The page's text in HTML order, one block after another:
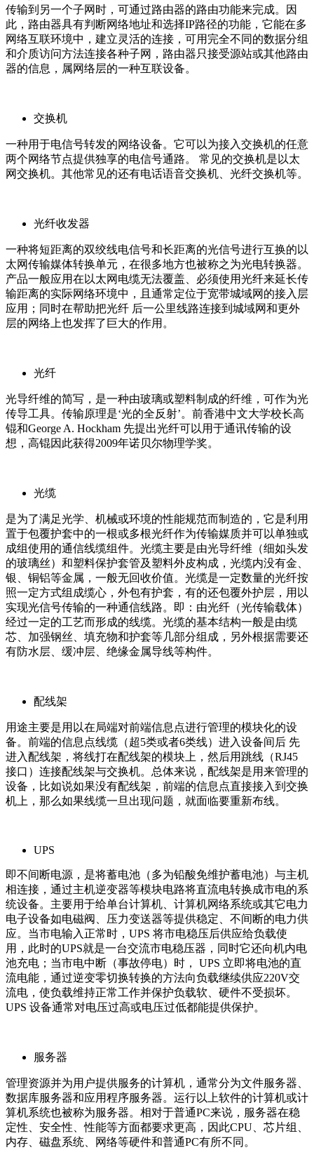
传输到另一个子网时，可通过路由器的路由功能来完成。因
此，路由器具有判断网络地址和选择IP路径的功能，它能在多
网络互联环境中，建立灵活的连接，可用完全不同的数据分组
和介质访问方法连接各种子网，路由器只接受源站或其他路由
器的信息，属网络层的一种互联设备。
交换机
一种用于电信号转发的网络设备。它可以为接入交换机的任意
两个网络节点提供独享的电信号通路。 常见的交换机是以太
网交换机。其他常见的还有电话语音交换机、光纤交换机等。
光纤收发器
一种将短距离的双绞线电信号和长距离的光信号进行互换的以
太网传输媒体转换单元，在很多地方也被称之为光电转换器。
产品一般应用在以太网电缆无法覆盖、必须使用光纤来延长传
输距离的实际网络环境中，且通常定位于宽带城域网的接入层
应用；同时在帮助把光纤 后一公里线路连接到城域网和更外
层的网络上也发挥了巨大的作用。
光纤
光导纤维的简写，是一种由玻璃或塑料制成的纤维，可作为光
传导工具。传输原理是‘光的全反射’。前香港中文大学校长高
锟和George A. Hockham 先提出光纤可以用于通讯传输的设
想，高锟因此获得2009年诺贝尔物理学奖。
光缆
是为了满足光学、机械或环境的性能规范而制造的，它是利用
置于包覆护套中的一根或多根光纤作为传输媒质并可以单独或
成组使用的通信线缆组件。光缆主要是由光导纤维（细如头发
的玻璃丝）和塑料保护套管及塑料外皮构成，光缆内没有金、
银、铜铝等金属，一般无回收价值。光缆是一定数量的光纤按
照一定方式组成缆心，外包有护套，有的还包覆外护层，用以
实现光信号传输的一种通信线路。即：由光纤（光传输载体）
经过一定的工艺而形成的线缆。光缆的基本结构一般是由缆
芯、加强钢丝、填充物和护套等几部分组成，另外根据需要还
有防水层、缓冲层、绝缘金属导线等构件。
配线架
用途主要是用以在局端对前端信息点进行管理的模块化的设
备。前端的信息点线缆（超5类或者6类线）进入设备间后 先
进入配线架，将线打在配线架的模块上，然后用跳线（RJ45
接口）连接配线架与交换机。总体来说，配线架是用来管理的
设备，比如说如果没有配线架，前端的信息点直接接入到交换
机上，那么如果线缆一旦出现问题，就面临要重新布线。
UPS
即不间断电源，是将蓄电池（多为铅酸免维护蓄电池）与主机
相连接，通过主机逆变器等模块电路将直流电转换成市电的系
统设备。主要用于给单台计算机、计算机网络系统或其它电力
电子设备如电磁阀、压力变送器等提供稳定、不间断的电力供
应。当市电输入正常时，UPS 将市电稳压后供应给负载使
用，此时的UPS就是一台交流市电稳压器，同时它还向机内电
池充电；当市电中断（事故停电）时， UPS 立即将电池的直
流电能，通过逆变零切换转换的方法向负载继续供应220V交
流电，使负载维持正常工作并保护负载软、硬件不受损坏。
UPS 设备通常对电压过高或电压过低都能提供保护。
服务器
管理资源并为用户提供服务的计算机，通常分为文件服务器、
数据库服务器和应用程序服务器。运行以上软件的计算机或计
算机系统也被称为服务器。相对于普通PC来说，服务器在稳
定性、安全性、性能等方面都要求更高，因此CPU、芯片组、
内存、磁盘系统、网络等硬件和普通PC有所不同。